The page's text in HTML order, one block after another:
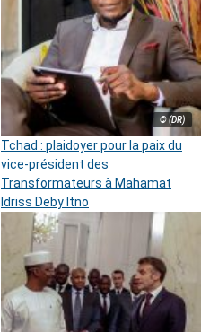
© (DR)
Tchad : plaidoyer pour la paix du
vice-président des
Transformateurs à Mahamat
Idriss Deby Itno